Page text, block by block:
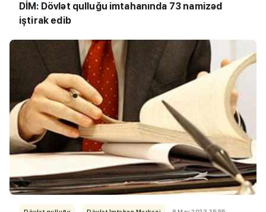
DİM: Dövlət qulluğu imtahanında 73 namizəd
iştirak edib